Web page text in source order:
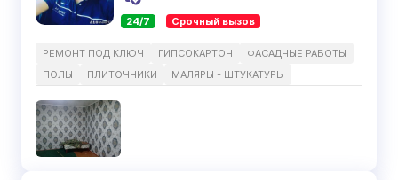
24/7 Срочный вызов
РЕМОНТ ПОД КЛЮЧ ГИПСОКАРТОН
ФАСАДНЫЕ РАБОТЫ
ПОЛЫ
ПЛИТОЧНИКИ МАЛЯРЫ - ШТУКАТУРЫ